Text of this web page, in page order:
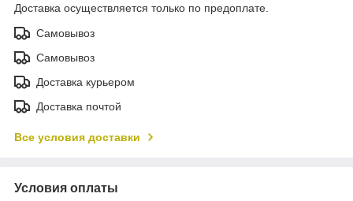
Доставка осуществляется только по предоплате.
Самовывоз
Самовывоз
Доставка курьером
Доставка почтой
Все условия доставки
Условия оплаты